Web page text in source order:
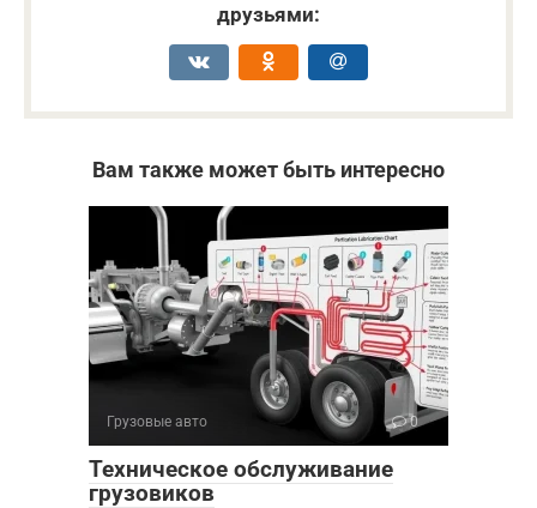
друзьями:
Вам также может быть интересно
Грузовые авто 0
Техническое обслуживание
грузовиков